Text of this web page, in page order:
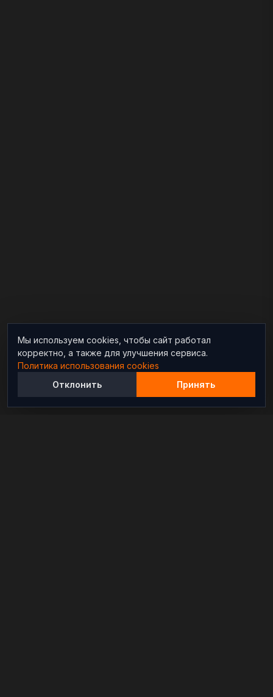
Мы используем cookies, чтобы сайт работал
корректно, а также для улучшения сервиса.
Политика использования cookies
Отклонить
Принять